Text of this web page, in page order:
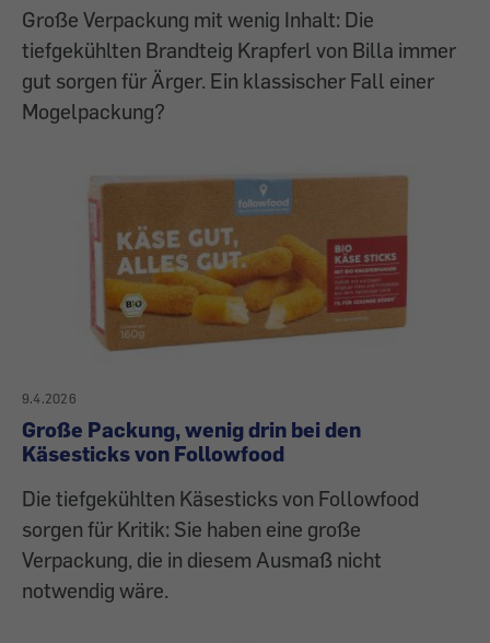
Große Verpackung mit wenig Inhalt: Die
tiefgekühlten Brandteig Krapferl von Billa immer
gut sorgen für Ärger. Ein klassischer Fall einer
Mogelpackung?
9.4.2026
Große Packung, wenig drin bei den
Käsesticks von Followfood
Die tiefgekühlten Käsesticks von Followfood
sorgen für Kritik: Sie haben eine große
Verpackung, die in diesem Ausmaß nicht
notwendig wäre.